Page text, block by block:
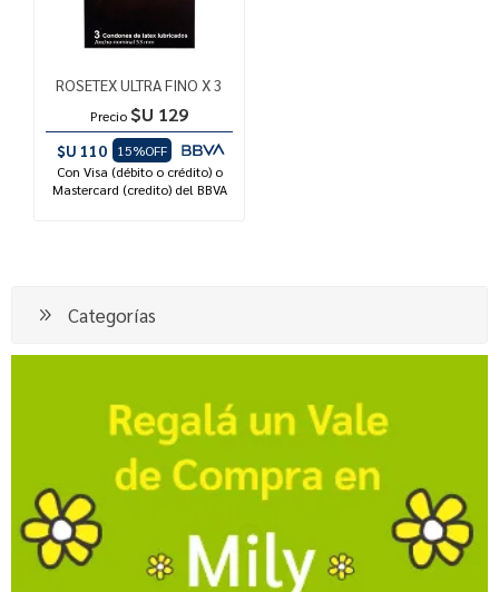
ROSETEX ULTRA FINO X 3
Precio $U 129
$U 110
15%OFF
Con Visa (débito o crédito) o
Mastercard (credito) del BBVA
Categorías